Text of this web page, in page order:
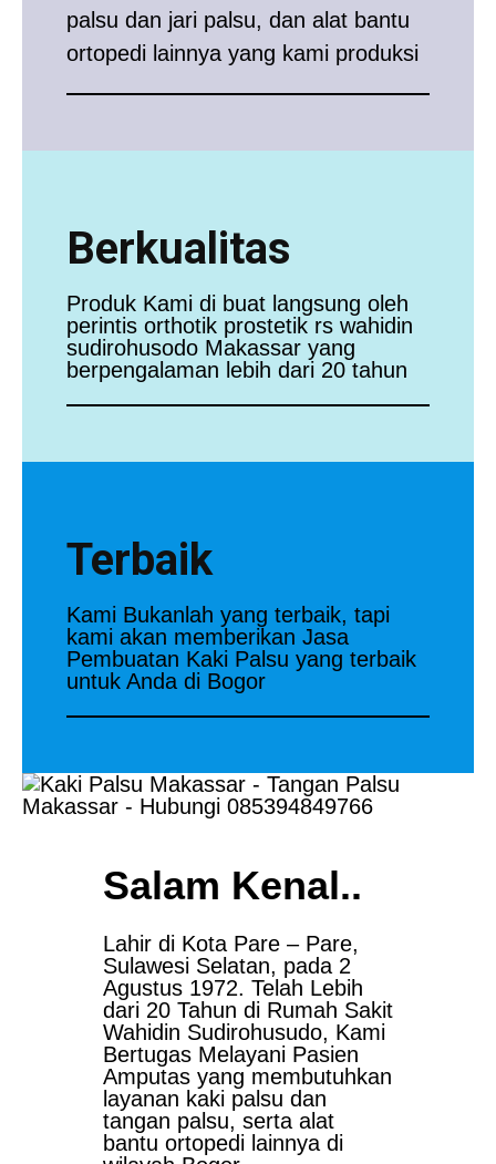
palsu dan jari palsu, dan alat bantu
ortopedi lainnya yang kami produksi
Berkualitas
Produk Kami di buat langsung oleh
perintis orthotik prostetik rs wahidin
sudirohusodo Makassar yang
berpengalaman lebih dari 20 tahun
Terbaik
Kami Bukanlah yang terbaik, tapi
kami akan memberikan Jasa
Pembuatan Kaki Palsu yang terbaik
untuk Anda di Bogor
Salam Kenal..
Lahir di Kota Pare – Pare,
Sulawesi Selatan, pada 2
Agustus 1972. Telah Lebih
dari 20 Tahun di Rumah Sakit
Wahidin Sudirohusudo, Kami
Bertugas Melayani Pasien
Amputas yang membutuhkan
layanan kaki palsu dan
tangan palsu, serta alat
bantu ortopedi lainnya di